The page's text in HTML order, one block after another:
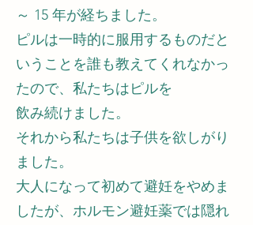
～ 15 年が経ちました。
ピルは一時的に服用するものだと
いうことを誰も教えてくれなかっ
たので、私たちはピルを
飲み続けました。
それから私たちは子供を欲しがり
ました。
大人になって初めて避妊をやめま
したが、ホルモン避妊薬では隠れ